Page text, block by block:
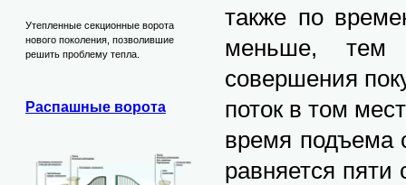
Утепленные секционные ворота
нового поколения, позволившие
решить проблему тепла.
Распашные ворота
также по
меньше, тем
совершения
поток в том
время подъема
равняется